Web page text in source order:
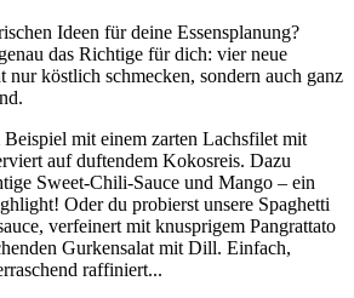
Ideen für deine Essensplanung?
das Richtige für dich: vier neue
nur köstlich schmecken, sondern auch ganz
Beispiel mit einem zarten Lachsfilet mit
auf duftendem Kokosreis. Dazu
Sweet-Chili-Sauce und Mango – ein
Oder du probierst unsere Spaghetti
verfeinert mit knusprigem Pangrattato
Gurkensalat mit Dill. Einfach,
raffiniert...